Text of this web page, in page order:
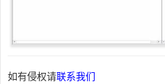
如有侵权请联系我们